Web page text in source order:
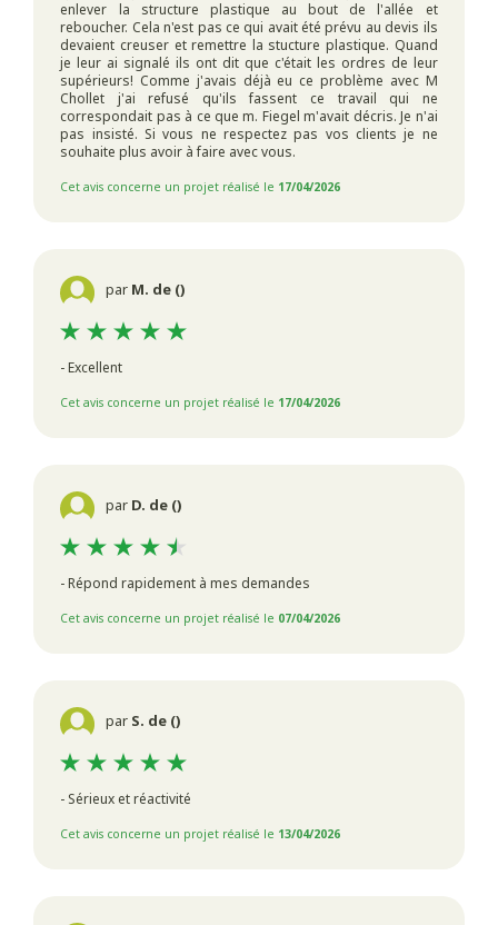
enlever la structure plastique au bout de l'allée et
reboucher. Cela n'est pas ce qui avait été prévu au devis ils
devaient creuser et remettre la stucture plastique. Quand
je leur ai signalé ils ont dit que c'était les ordres de leur
supérieurs! Comme j'avais déjà eu ce problème avec M
Chollet j'ai refusé qu'ils fassent ce travail qui ne
correspondait pas à ce que m. Fiegel m'avait décris. Je n'ai
pas insisté. Si vous ne respectez pas vos clients je ne
souhaite plus avoir à faire avec vous.
Cet avis concerne un projet réalisé le 17/04/2026
par M. de ()
- Excellent
Cet avis concerne un projet réalisé le 17/04/2026
par D. de ()
- Répond rapidement à mes demandes
Cet avis concerne un projet réalisé le 07/04/2026
par S. de ()
- Sérieux et réactivité
Cet avis concerne un projet réalisé le 13/04/2026